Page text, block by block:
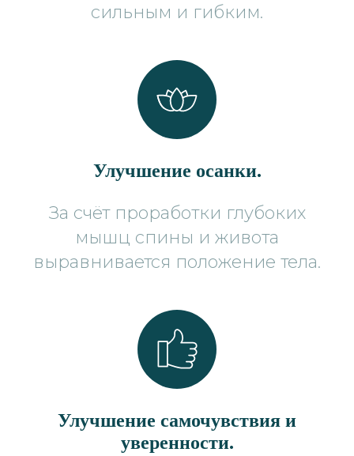
сильным и гибким.
Улучшение осанки.
За счёт проработки глубоких
мышц спины и живота
выравнивается положение тела.
Улучшение самочувствия и
уверенности.